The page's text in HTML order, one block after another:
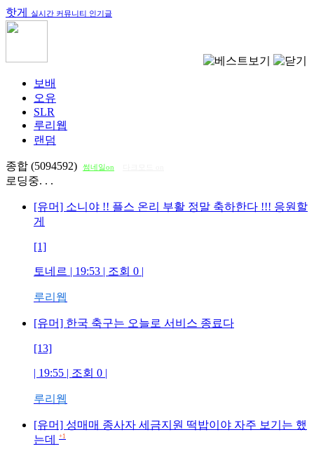
핫게 실시간 커뮤니티 인기글
보배
오유
SLR
루리웹
랜덤
종합 (5094592) 썸네일on
로딩중. . .
[유머] 소니야 !! 플스 온리 부활 정말 축하한다 !!! 응원할
게
[1]
토네르 | 19:53 | 조회 0 |
루리웹
[유머] 한국 축구는 오늘로 서비스 종료다
[13]
| 19:55 | 조회 0 |
루리웹
[유머] 성매매 종사자 세금지원 떡밥이야 자주 보기는 했
는데
+1